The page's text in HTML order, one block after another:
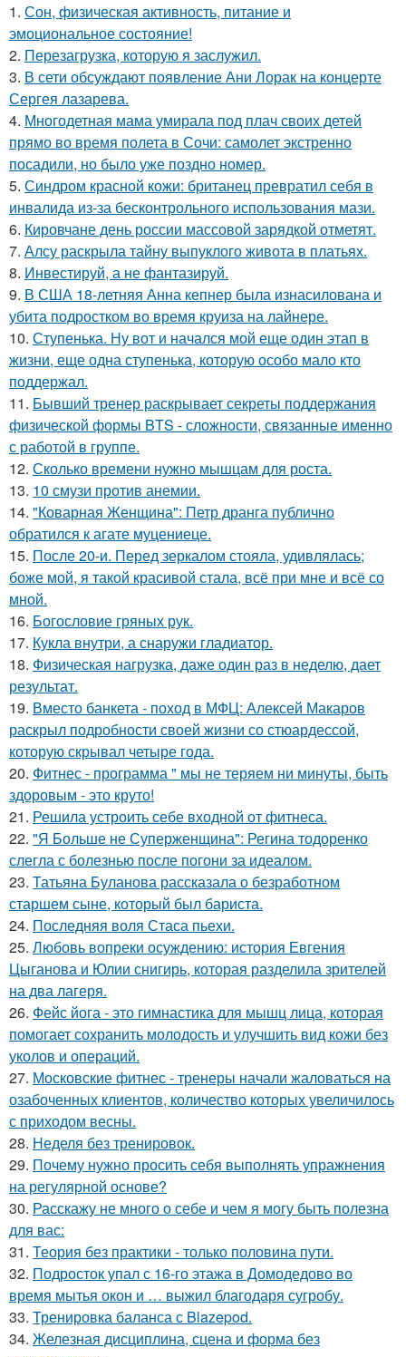
1. Сон, физическая активность, питание и
эмоциональное состояние!
2. Перезагрузка, которую я заслужил.
3. В сети обсуждают появление Ани Лорак на концерте
Сергея лазарева.
4. Многодетная мама умирала под плач своих детей
прямо во время полета в Сочи: самолет экстренно
посадили, но было уже поздно номер.
5. Синдром красной кожи: британец превратил себя в
инвалида из-за бесконтрольного использования мази.
6. Кировчане день россии массовой зарядкой отметят.
7. Алсу раскрыла тайну выпуклого живота в платьях.
8. Инвестируй, а не фантазируй.
9. В США 18-летняя Анна кепнер была изнасилована и
убита подростком во время круиза на лайнере.
10. Ступенька. Ну вот и начался мой еще один этап в
жизни, еще одна ступенька, которую особо мало кто
поддержал.
11. Бывший тренер раскрывает секреты поддержания
физической формы BTS - сложности, связанные именно
с работой в группе.
12. Сколько времени нужно мышцам для роста.
13. 10 смузи против анемии.
14. "Коварная Женщина": Петр дранга публично
обратился к агате муцениеце.
15. После 20-и. Перед зеркалом стояла, удивлялась;
боже мой, я такой красивой стала, всё при мне и всё со
мной.
16. Богословие гряных рук.
17. Кукла внутри, а снаружи гладиатор.
18. Физическая нагрузка, даже один раз в неделю, дает
результат.
19. Вместо банкета - поход в МФЦ: Алексей Макаров
раскрыл подробности своей жизни со стюардессой,
которую скрывал четыре года.
20. Фитнес - программа " мы не теряем ни минуты, быть
здоровым - это круто!
21. Решила устроить себе входной от фитнеса.
22. "Я Больше не Суперженщина": Регина тодоренко
слегла с болезнью после погони за идеалом.
23. Татьяна Буланова рассказала о безработном
старшем сыне, который был бариста.
24. Последняя воля Стаса пьехи.
25. Любовь вопреки осуждению: история Евгения
Цыганова и Юлии снигирь, которая разделила зрителей
на два лагеря.
26. Фейс йога - это гимнастика для мышц лица, которая
помогает сохранить молодость и улучшить вид кожи без
уколов и операций.
27. Московские фитнес - тренеры начали жаловаться на
озабоченных клиентов, количество которых увеличилось
с приходом весны.
28. Неделя без тренировок.
29. Почему нужно просить себя выполнять упражнения
на регулярной основе?
30. Расскажу не много о себе и чем я могу быть полезна
для вас:
31. Теория без практики - только половина пути.
32. Подросток упал с 16-го этажа в Домодедово во
время мытья окон и … выжил благодаря сугробу.
33. Тренировка баланса с Blazepod.
34. Железная дисциплина, сцена и форма без